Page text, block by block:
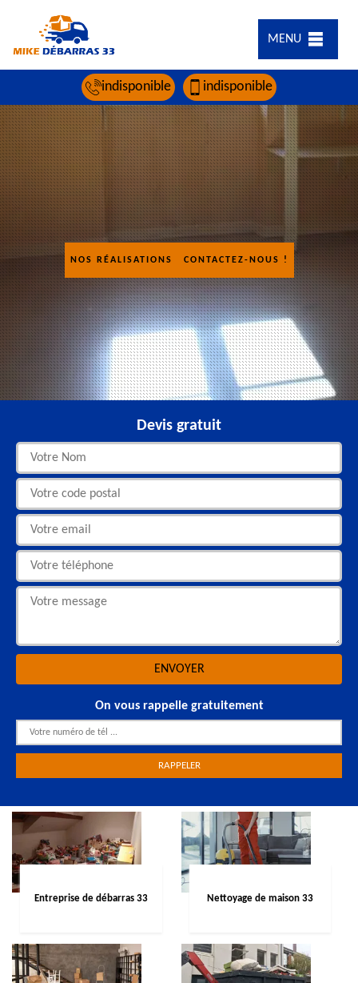
MENU
indisponible indisponible
NOS RÉALISATIONS CONTACTEZ-NOUS !
Devis gratuit
On vous rappelle gratuitement
Entreprise de débarras 33 Nettoyage de maison 33